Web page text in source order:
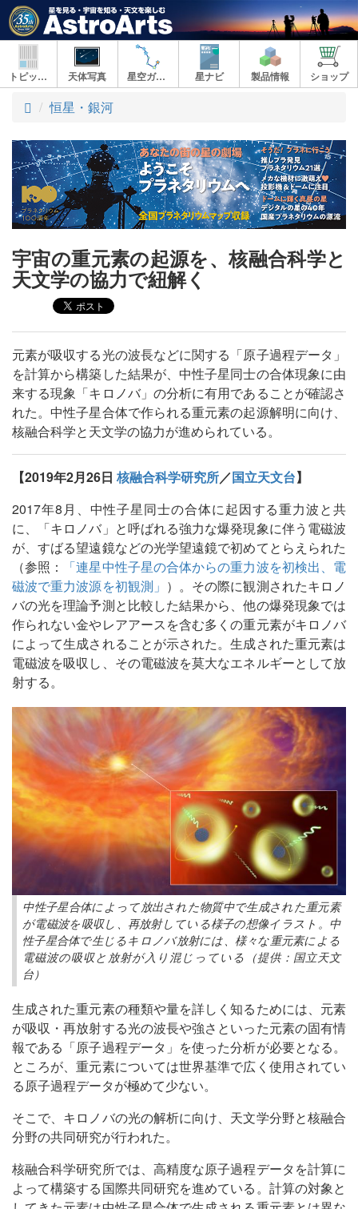
トピックス 天体写真 星空ガイド 星ナビ 製品情報 ショップ
ト
プ
恒星・銀河
宇宙の重元素の起源を、核融合科学と
天文学の協力で紐解く
元素が吸収する光の波長などに関する「原子過程データ」
を計算から構築した結果が、中性子星同士の合体現象に由
来する現象「キロノバ」の分析に有用であることが確認さ
れた。中性子星合体で作られる重元素の起源解明に向け、
核融合科学と天文学の協力が進められている。
【2019年2月26日 核融合科学研究所／国立天文台】
2017年8月、中性子星同士の合体に起因する重力波と共
に、「キロノバ」と呼ばれる強力な爆発現象に伴う電磁波
が、すばる望遠鏡などの光学望遠鏡で初めてとらえられた
（参照：
「連星中性子星の合体からの重力波を初検出、電
磁波で重力波源を初観測」 ）。その際に観測されたキロノ
バの光を理論予測と比較した結果から、他の爆発現象では
作られない金やレアアースを含む多くの重元素がキロノバ
によって生成されることが示された。生成された重元素は
電磁波を吸収し、その電磁波を莫大なエネルギーとして放
射する。
中性子星合体によって放出された物質中で生成された重元素
が電磁波を吸収し、再放射している様子の想像イラスト。中
性子星合体で生じるキロノバ放射には、様々な重元素による
電磁波の吸収と放射が入り混じっている（提供：国立天文
台）
生成された重元素の種類や量を詳しく知るためには、元素
が吸収・再放射する光の波長や強さといった元素の固有情
報である「原子過程データ」を使った分析が必要となる。
ところが、重元素については世界基準で広く使用されてい
る原子過程データが極めて少ない。
そこで、キロノバの光の解析に向け、天文学分野と核融合
分野の共同研究が行われた。
核融合科学研究所では、高精度な原子過程データを計算に
よって構築する国際共同研究を進めている。計算の対象と